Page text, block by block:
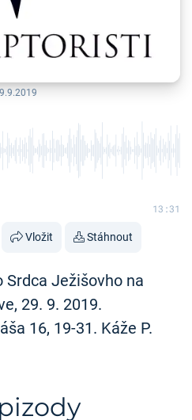
13:31
Vložit Stáhnout
Ježišovho na
29. 9. 2019.
16, 19-31. Káže P.